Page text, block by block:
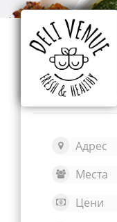
Адрес
Места
Цени